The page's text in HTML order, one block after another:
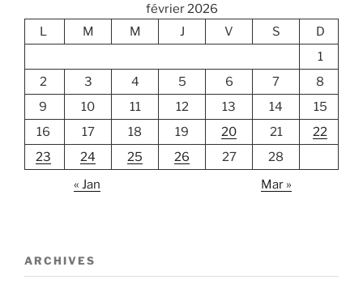
février 2026
L
M M J V S
D
1
2
3 4 5 6 7
8
9
10 11 12 13 14
15
16
17 18 19 20 21
22
23
24 25 26 27
28
« Jan
Mar »
ARCHIVES